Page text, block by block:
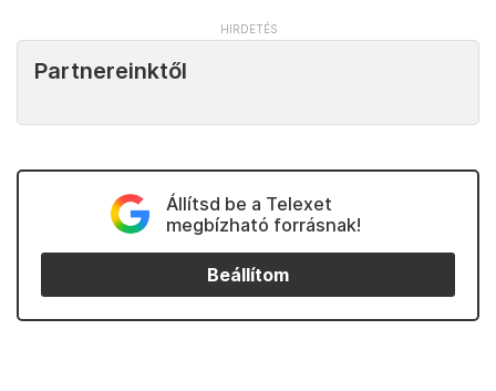
Partnereinktől
Állítsd be a Telexet
megbízható forrásnak!
Beállítom